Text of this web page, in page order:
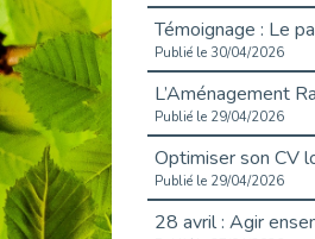
Publié le 30/04/2026
Publié le 29/04/2026
Publié le 29/04/2026